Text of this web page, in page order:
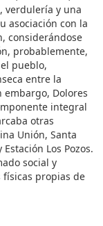
verdulería y una
asociación con la
considerándose
probablemente,
pueblo,
entre la
embargo, Dolores
integral
otras
Unión, Santa
Los Pozos.
social y
propias de